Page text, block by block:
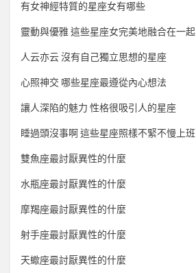
有女神經特質的星座女有哪些
靈動與優雅 這些星座女完美地融合在一起
人云亦云 沒有自己獨立思想的星座
心照神交 哪些星座最遵從內心想法
讓人深陷的魅力 性格很吸引人的星座
睡過頭沒事啊 這些星座照樣不緊不慢上班
雙魚座最討厭異性的什麼
水瓶座最討厭異性的什麼
摩羯座最討厭異性的什麼
射手座最討厭異性的什麼
天蠍座最討厭異性的什麼